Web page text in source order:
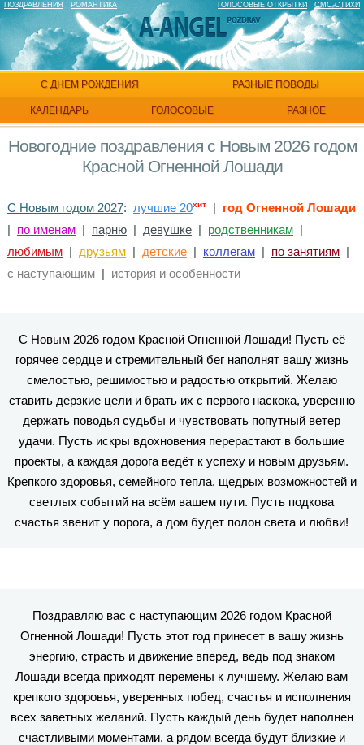
ПОЗДРАВЛЕНИЯ РОМАНТИКА ГОЛОСОВЫЕ ОТКРЫТКИ СМС СТИХИ
С ДНЕМ РОЖДЕНИЯ РАЗНЫЕ ПОВОДЫ
ГОЛОСОВЫЕ
КАЛЕНДАРЬ РАЗНОЕ
Новогодние поздравления с Новым 2026 годом
Красной Огненной Лошади
С Новым годом 2027: лучшие 20хит| год Огненной Лошади
| по именам| парню| девушке| родственникам|
любимым| друзьям| детские| коллегам| по занятиям|
с наступающим| история и особенности
С Новым 2026 годом Красной Огненной Лошади! Пусть её
горячее сердце и стремительный бег наполнят вашу жизнь
смелостью, решимостью и радостью открытий. Желаю
ставить дерзкие цели и брать их с первого наскока, уверенно
держать поводья судьбы и чувствовать попутный ветер
удачи. Пусть искры вдохновения перерастают в большие
проекты, а каждая дорога ведёт к успеху и новым друзьям.
Крепкого здоровья, семейного тепла, щедрых возможностей и
светлых событий на всём вашем пути. Пусть подкова
счастья звенит у порога, а дом будет полон света и любви!
Поздравляю вас с наступающим 2026 годом Красной
Огненной Лошади! Пусть этот год принесет в вашу жизнь
энергию, страсть и движение вперед, ведь под знаком
Лошади всегда приходят перемены к лучшему. Желаю вам
крепкого здоровья, уверенных побед, счастья и исполнения
всех заветных желаний. Пусть каждый день будет наполнен
счастливыми моментами, а рядом всегда будут близкие и